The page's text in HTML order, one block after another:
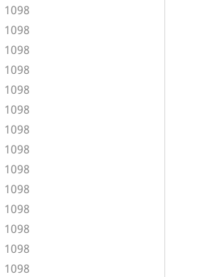
1098
1098
1098
1098
1098
1098
1098
1098
1098
1098
1098
1098
1098
1098